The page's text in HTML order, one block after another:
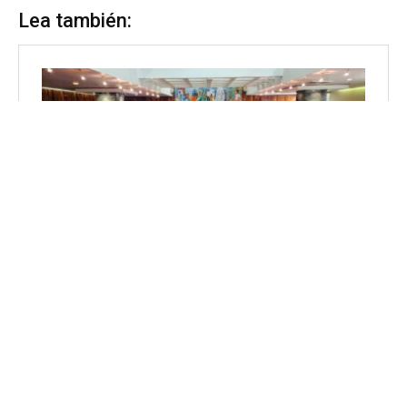
Lea también: